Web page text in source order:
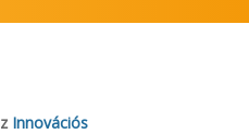
Innovációs